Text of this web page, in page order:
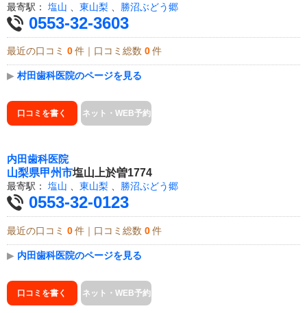
最寄駅： 塩山 東山梨 勝沼ぶどう郷
0553-32-3603
最近の口コミ 0 件｜口コミ総数 0 件
▶ 村田歯科医院のページを見る
口コミを書く ネット・WEB予約
内田歯科医院
山梨県甲州市塩山上於曽1774
最寄駅： 塩山 、 東山梨 、 勝沼ぶどう郷
0553-32-0123
最近の口コミ 0 件｜口コミ総数 0 件
▶ 内田歯科医院のページを見る
口コミを書く ネット・WEB予約